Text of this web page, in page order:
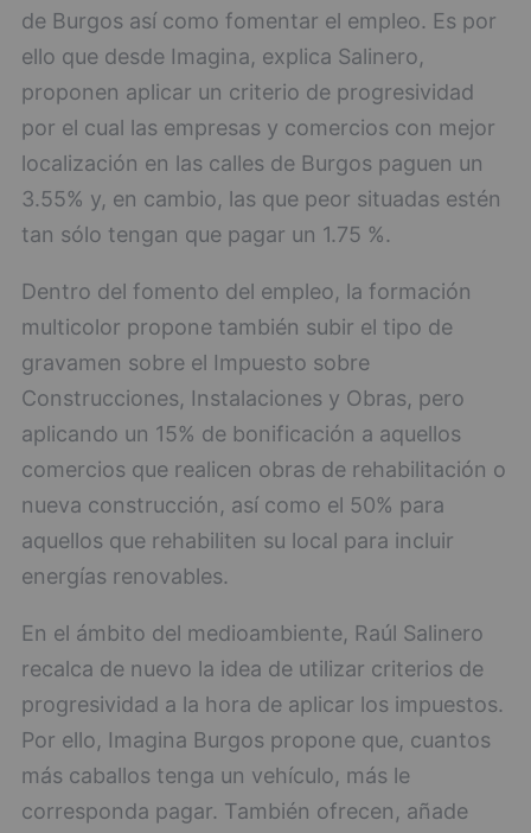
de Burgos así como fomentar el empleo. Es por
ello que desde Imagina, explica Salinero,
proponen aplicar un criterio de progresividad
por el cual las empresas y comercios con mejor
localización en las calles de Burgos paguen un
3.55% y, en cambio, las que peor situadas estén
tan sólo tengan que pagar un 1.75 %.
Dentro del fomento del empleo, la formación
multicolor propone también subir el tipo de
gravamen sobre el Impuesto sobre
Construcciones, Instalaciones y Obras, pero
aplicando un 15% de bonificación a aquellos
comercios que realicen obras de rehabilitación o
nueva construcción, así como el 50% para
aquellos que rehabiliten su local para incluir
energías renovables.
En el ámbito del medioambiente, Raúl Salinero
recalca de nuevo la idea de utilizar criterios de
progresividad a la hora de aplicar los impuestos.
Por ello, Imagina Burgos propone que, cuantos
más caballos tenga un vehículo, más le
corresponda pagar. También ofrecen, añade